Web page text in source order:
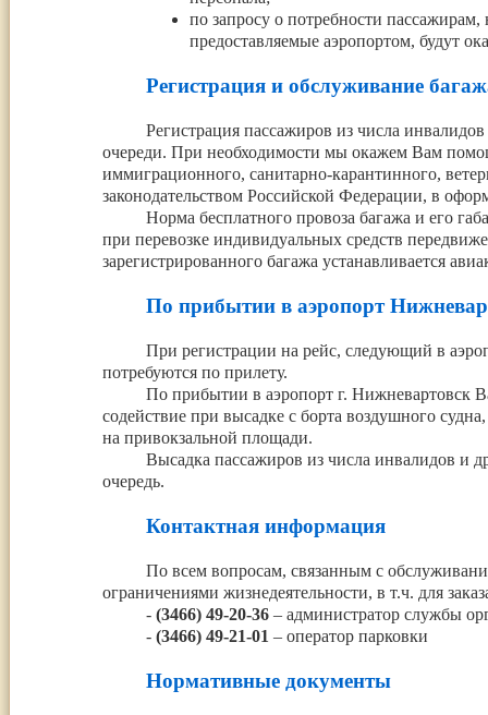
по запросу о потребности
предоставляемые аэропортом, будут
Регистрация и обслуживание
Регистрация пассажиров из числа
очереди. При необходимости мы окажем Вам
иммиграционного, санитарно-карантинного,
законодательством Российской Федерации, в
Норма бесплатного провоза багажа и его
при перевозке индивидуальных средств
зарегистрированного багажа устанавливается
По прибытии в аэропорт
При регистрации на рейс, следующий в
потребуются по прилету.
По прибытии в аэропорт г. Нижневартовск
содействие при высадке с борта воздушного
на привокзальной площади.
Высадка пассажиров из числа инвалидов и
очередь.
Контактная информация
По всем вопросам, связанным с
ограничениями жизнедеятельности, в т.ч. для
- (3466) 49-20-36 – администратор службы
- (3466) 49-21-01 – оператор парковки
Нормативные документы